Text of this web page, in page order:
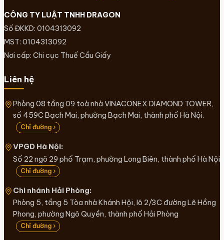
CÔNG TY LUẬT TNHH DRAGON
Số ĐKKD: 0104313092
MST: 0104313092
Nơi cấp: Chi cục Thuế Cầu Giấy
Liên hệ
Phòng 08 tầng 09 toà nhà VINACONEX DIAMOND TOWER,
số 459C Bạch Mai, phường Bạch Mai, thành phố Hà Nội.
Chỉ đường ›
VPGD Hà Nội:
Số 22 ngõ 29 phố Trạm, phường Long Biên, thành phố Hà Nội
Chỉ đường ›
Chi nhánh Hải Phòng:
Phòng 5, tầng 5 Tòa nhà Khánh Hội, lô 2/3C đường Lê Hồng
Phong, phường Ngô Quyền, thành phố Hải Phòng
Chỉ đường ›